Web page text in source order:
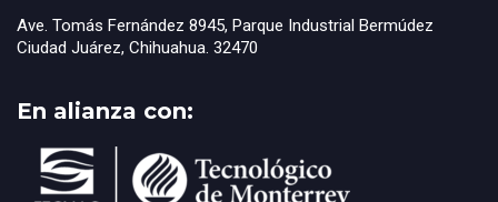
Ave. Tomás Fernández 8945, Parque Industrial Bermúdez
Ciudad Juárez, Chihuahua. 32470
En alianza con: